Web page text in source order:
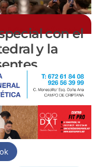
Arfe otro año más
con el
y la